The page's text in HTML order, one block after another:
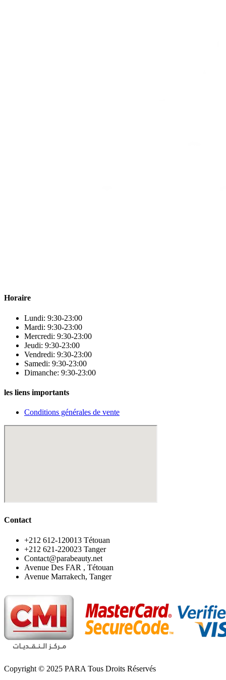
Horaire
Lundi: 9:30-23:00
Mardi: 9:30-23:00
Mercredi: 9:30-23:00
Jeudi: 9:30-23:00
Vendredi: 9:30-23:00
Samedi: 9:30-23:00
Dimanche: 9:30-23:00
les liens importants
Conditions générales de vente
Contact
‪+212 612-120013 Tétouan
‪+212 621-220023 Tanger
Contact@parabeauty.net
Avenue Des FAR , Tétouan
Avenue Marrakech, Tanger
Copyright © 2025 PARA Tous Droits Réservés